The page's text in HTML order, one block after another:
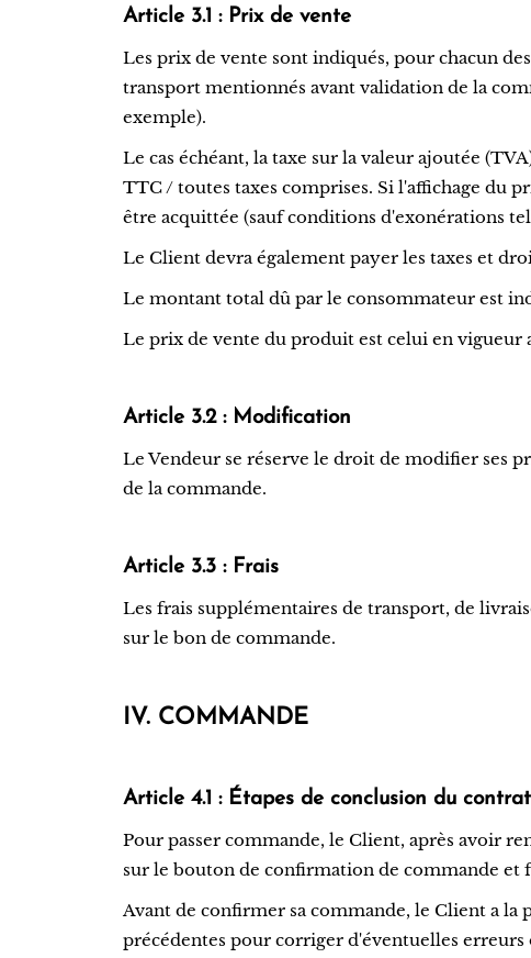
Article 3.1 : Prix de vente
Les prix de vente sont indiqués, pour chacun
transport mentionnés avant validation de la
exemple).
Le cas échéant, la taxe sur la valeur ajoutée
TTC / toutes taxes comprises. Si l'affichage du
être acquittée (sauf conditions d'exonérations
Le Client devra également payer les taxes et
Le montant total dû par le consommateur est
Le prix de vente du produit est celui en vigueur
Article 3.2 : Modification
Le Vendeur se réserve le droit de modifier ses
de la commande.
Article 3.3 : Frais
Les frais supplémentaires de transport, de
sur le bon de commande.
IV. COMMANDE
Article 4.1 : Étapes de conclusion du contrat
Pour passer commande, le Client, après avoir
sur le bouton de confirmation de commande
Avant de confirmer sa commande, le Client a
précédentes pour corriger d'éventuelles